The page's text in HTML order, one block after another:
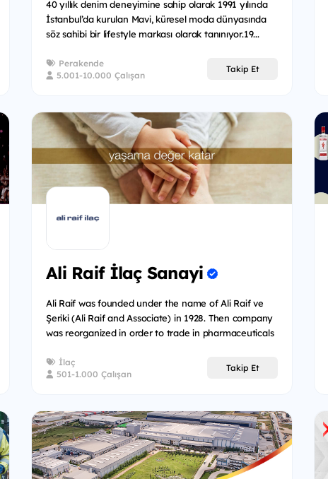
40 yıllık denim deneyimine sahip olarak 1991 yılında
İstanbul’da kurulan Mavi, küresel moda dünyasında
söz sahibi bir lifestyle markası olarak tanınıyor.19...
Perakende
5.001-10.000 Çalışan
Takip Et
Ali Raif İlaç Sanayi
Ali Raif was founded under the name of Ali Raif ve
Şeriki (Ali Raif and Associate) in 1928. Then company
was reorganized in order to trade in pharmaceuticals
İlaç
501-1.000 Çalışan
Takip Et